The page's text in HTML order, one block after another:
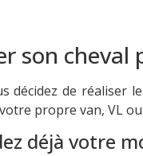
son cheval
décidez de réaliser
propre van, VL
déjà votre